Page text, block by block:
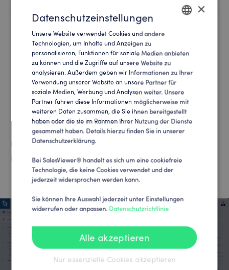
Nachdem dies geschehen ist, müssen Sie die
Änderungen speichern und veröffentlichen. Damit
haben Sie den Trackingcode erfolgreich in Ihre
Website implementiert.
Hier gilt noch zu beachten: Sollten Sie Caching
aktiviert haben, müssen Sie einmal den Cache
leeren, sodass die Änderungen sofort aktiv werden.
Ihren Trackingcode finden Sie unter:
https://app.salesviewer.com/projekte
GERMAN
×
Datenschutzeinstellungen
Unsere Website verwendet Cookies und andere
Technologien, um Inhalte und Anzeigen zu
personalisieren, Funktionen für soziale Medien anbieten
zu können und die Zugriffe auf unsere Website zu
analysieren. Außerdem geben wir Informationen zu Ihrer
Verwendung unserer Website an unsere Partner für
soziale Medien, Werbung und Analysen weiter. Unsere
Partner führen diese Informationen möglicherweise mit
weiteren Daten zusammen, die Sie ihnen bereitgestellt
haben oder die sie im Rahmen Ihrer Nutzung der Dienste
gesammelt haben. Details hierzu finden Sie in unserer
Datenschutzerklärung.
Bei SalesViewer® handelt es sich um eine cookiefreie
Technologie, die keine Cookies verwendet und der
jederzeit widersprochen werden kann.
Sie können Ihre Auswahl jederzeit unter Einstellungen
widerrufen oder anpassen. Datenschutzrichtlinie
Alle akzeptieren
Nur essenzielle Cookies akzeptieren